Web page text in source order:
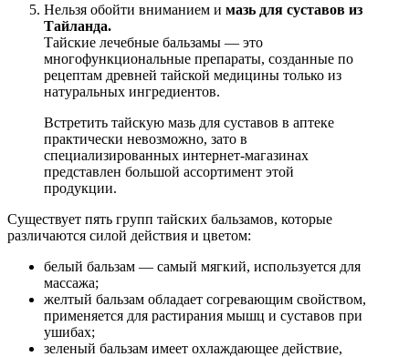
Нельзя обойти вниманием и мазь для суставов из
Тайланда.
Тайские лечебные бальзамы — это
многофункциональные препараты, созданные по
рецептам древней тайской медицины только из
натуральных ингредиентов.
Встретить тайскую мазь для суставов в аптеке
практически невозможно, зато в
специализированных интернет-магазинах
представлен большой ассортимент этой
продукции.
Существует пять групп тайских бальзамов, которые
различаются силой действия и цветом:
белый бальзам — самый мягкий, используется для
массажа;
желтый бальзам обладает согревающим свойством,
применяется для растирания мышц и суставов при
ушибах;
зеленый бальзам имеет охлаждающее действие,